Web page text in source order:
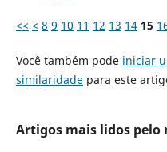
<< < 8 9 10 11 12 13 14 15
Você também pode iniciar
similaridadepara este
Artigos mais lidos pelo